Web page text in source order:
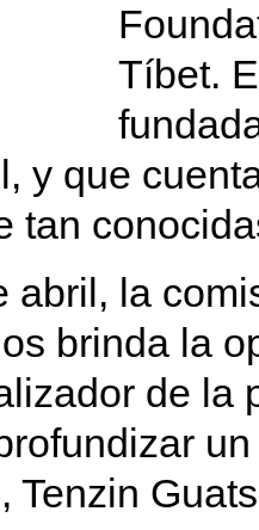
Tíbet.
y que
tan
abril, la
brinda la
de la
Tenzin